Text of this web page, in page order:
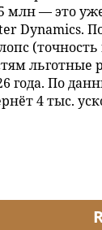
— это
льготные
года. По
4 тыс.